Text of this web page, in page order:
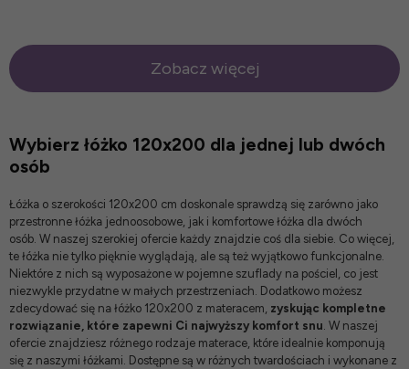
Zobacz więcej
Wybierz łóżko 120x200 dla jednej lub dwóch
osób
Łóżka o szerokości 120x200 cm doskonale sprawdzą się zarówno jako
przestronne łóżka jednoosobowe , jak i komfortowe łóżka dla dwóch
osób. W naszej szerokiej ofercie każdy znajdzie coś dla siebie. Co więcej,
te łóżka nie tylko pięknie wyglądają, ale są też wyjątkowo funkcjonalne.
Niektóre z nich są wyposażone w pojemne szuflady na pościel, co jest
niezwykle przydatne w małych przestrzeniach. Dodatkowo możesz
zdecydować się na łóżko 120x200 z materacem, zyskując kompletne
rozwiązanie, które zapewni Ci najwyższy komfort snu . W naszej
ofercie znajdziesz różnego rodzaje materace , które idealnie komponują
się z naszymi łóżkami. Dostępne są w różnych twardościach i wykonane z